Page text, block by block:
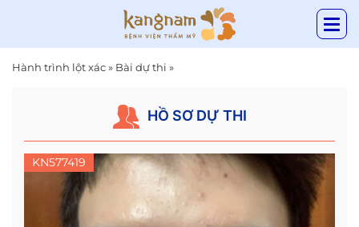
Hành trình lột xác» Bài dự thi »
HỒ SƠ DỰ THI
KN577419